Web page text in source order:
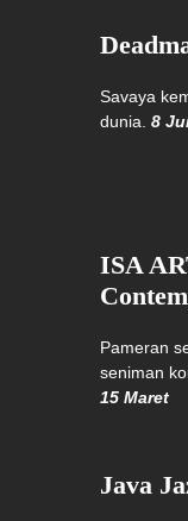
Savaya
dunia. 8
ISA
Pameran
seniman
15 Maret
Java